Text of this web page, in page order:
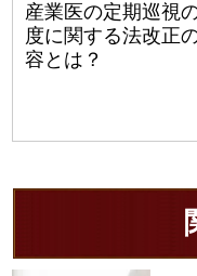
産業医の定期巡視
度に関する法改正
容とは？